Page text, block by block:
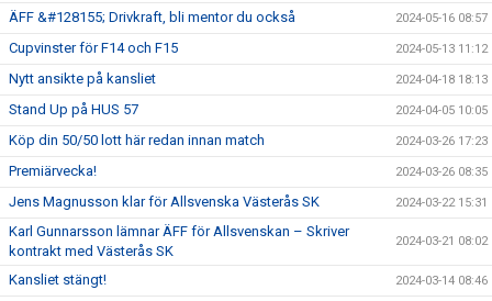
ÄFF &#128155; Drivkraft, bli mentor du också 2024-05-16 08:57
Cupvinster för F14 och F15 2024-05-13 11:12
Nytt ansikte på kansliet 2024-04-18 18:13
Stand Up på HUS 57 2024-04-05 10:05
Köp din 50/50 lott här redan innan match 2024-03-26 17:23
Premiärvecka! 2024-03-26 08:35
Jens Magnusson klar för Allsvenska Västerås SK 2024-03-22 15:31
Karl Gunnarsson lämnar ÄFF för Allsvenskan – Skriver
kontrakt med Västerås SK
2024-03-21 08:02
Kansliet stängt! 2024-03-14 08:46